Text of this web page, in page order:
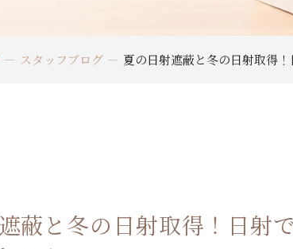
スタッフブログ 夏の日射遮蔽と冬の日射取得
蔽と冬の日射取得！日射